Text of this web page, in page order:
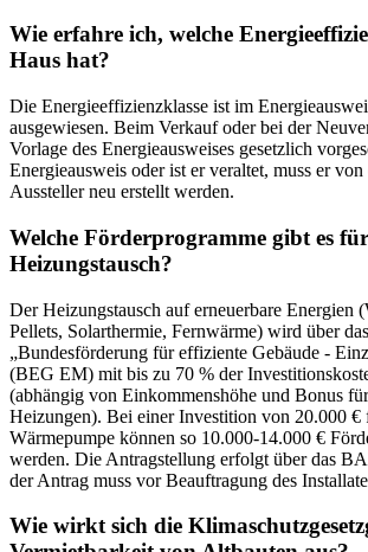
Wie erfahre ich, welche
Haus hat?
Die Energieeffizienzklasse ist im
ausgewiesen. Beim Verkauf oder bei der
Vorlage des Energieausweises gesetzlich
Energieausweis oder ist er veraltet, muss er von
Aussteller neu erstellt werden.
Welche Förderprogramme gibt es
Heizungstausch?
Der Heizungstausch auf erneuerbare Energien
Pellets, Solarthermie, Fernwärme) wird über
„Bundesförderung für effiziente Gebäude -
(BEG EM) mit bis zu 70 % der
(abhängig von Einkommenshöhe und Bonus
Heizungen). Bei einer Investition von 20.000 €
Wärmepumpe können so 10.000-14.000 €
werden. Die Antragstellung erfolgt über das
der Antrag muss vor Beauftragung des
Wie wirkt sich die